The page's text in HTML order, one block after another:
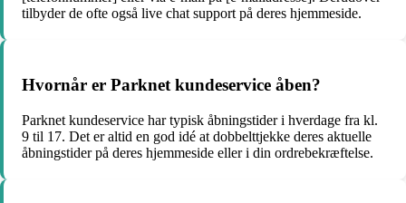
tilbyder de ofte også live chat support på deres hjemmeside.
Hvornår er Parknet kundeservice åben?
Parknet kundeservice har typisk åbningstider i hverdage fra kl.
9 til 17. Det er altid en god idé at dobbelttjekke deres aktuelle
åbningstider på deres hjemmeside eller i din ordrebekræftelse.